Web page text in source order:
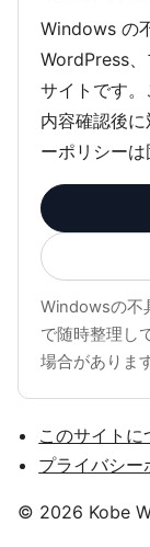
Windows の
WordPress
サイトです。
内容確認後
ーポリシーは
Windowsの不
で随時整理し
場合がありま
このサイトに
プライバシー
© 2026 Kobe